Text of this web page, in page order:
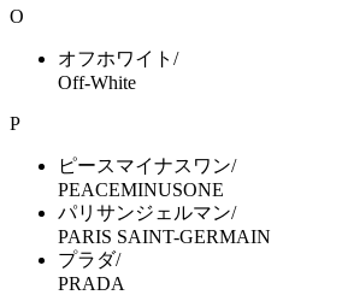
O
オフホワイト/
Off-White
P
ピースマイナスワン/
PEACEMINUSONE
パリサンジェルマン/
PARIS SAINT-GERMAIN
プラダ/
PRADA